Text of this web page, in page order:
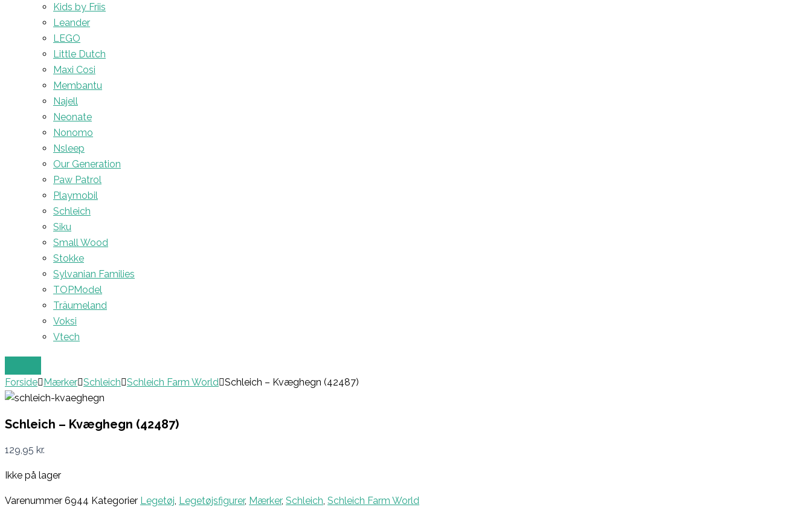
Kids by Friis
Leander
LEGO
Little Dutch
Maxi Cosi
Membantu
Najell
Neonate
Nonomo
Nsleep
Our Generation
Paw Patrol
Playmobil
Schleich
Siku
Small Wood
Stokke
Sylvanian Families
TOPModel
Träumeland
Voksi
Vtech
Forside Mærker Schleich Schleich Farm World Schleich – Kvæghegn (42487)
Schleich – Kvæghegn (42487)
129,95 kr.
Ikke på lager
Varenummer 6944 Kategorier Legetøj, Legetøjsfigurer, Mærker, Schleich, Schleich Farm World